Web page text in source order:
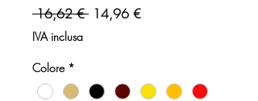
16,62 € Prezzo regolare
14,96 €Prezzo scontato
IVA inclusa
Colore *